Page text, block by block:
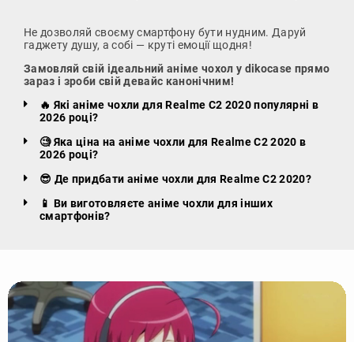
Не дозволяй своєму смартфону бути нудним. Даруй
гаджету душу, а собі — круті емоції щодня!
Замовляй свій ідеальний аніме чохол у dikocase прямо
зараз і зроби свій девайс канонічним!
🔥 Які аніме чохли для Realme C2 2020 популярні в
2026 році?
🧐 Яка ціна на аніме чохли для Realme C2 2020 в
2026 році?
😎 Де придбати аніме чохли для Realme C2 2020?
📱 Ви виготовляєте аніме чохли для інших
смартфонів?